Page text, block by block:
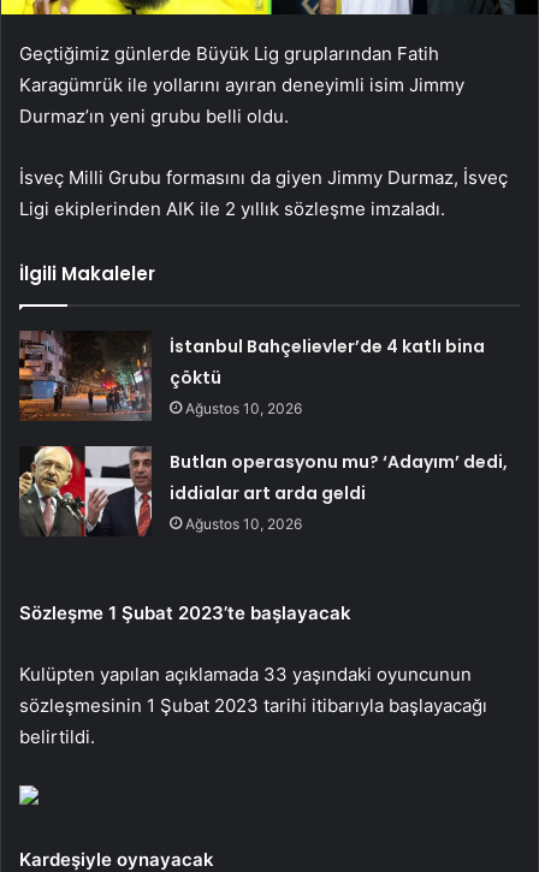
Geçtiğimiz günlerde Büyük Lig gruplarından Fatih
Karagümrük ile yollarını ayıran deneyimli isim Jimmy
Durmaz’ın yeni grubu belli oldu.
İsveç Milli Grubu formasını da giyen Jimmy Durmaz, İsveç
Ligi ekiplerinden AIK ile 2 yıllık sözleşme imzaladı.
İlgili Makaleler
İstanbul Bahçelievler’de 4 katlı bina
çöktü
Ağustos 10, 2026
Butlan operasyonu mu? ‘Adayım’ dedi,
iddialar art arda geldi
Ağustos 10, 2026
Sözleşme 1 Şubat 2023’te başlayacak
Kulüpten yapılan açıklamada 33 yaşındaki oyuncunun
sözleşmesinin 1 Şubat 2023 tarihi itibarıyla başlayacağı
belirtildi.
Kardeşiyle oynayacak